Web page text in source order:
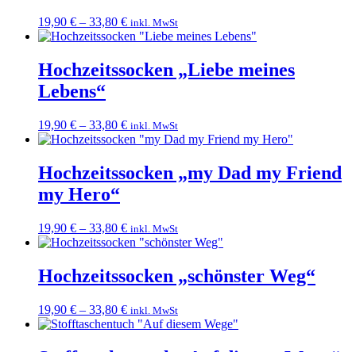
19,90 € – 33,80 € inkl. MwSt
Hochzeitssocken „Liebe meines
Lebens“
19,90 € – 33,80 € inkl. MwSt
Hochzeitssocken „my Dad my Friend
my Hero“
19,90 € – 33,80 € inkl. MwSt
Hochzeitssocken „schönster Weg“
19,90 € – 33,80 € inkl. MwSt